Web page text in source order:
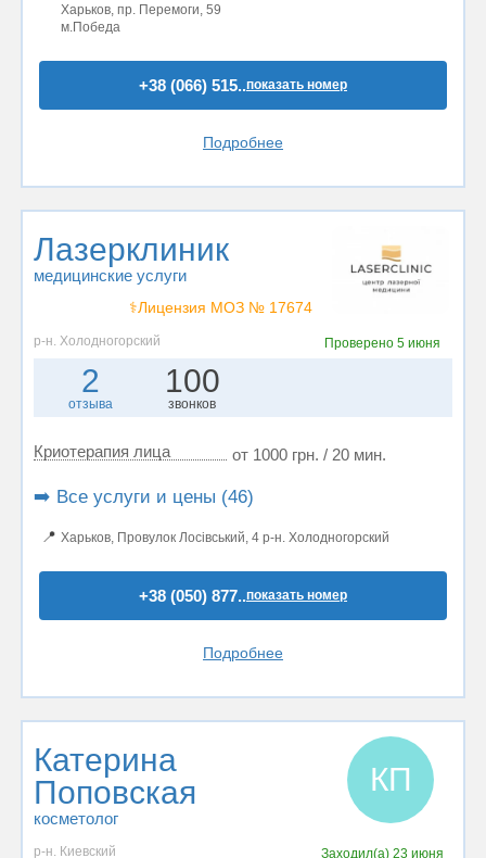
Харьков, пр. Перемоги, 59
м.Победа
+38 (066) 515..показать номер
Подробнее
Лазерклиник
медицинские услуги
⚕️Лицензия МОЗ № 17674
р-н. Холодногорский Проверено5 июня
2
отзыва
100
звонков
Криотерапия лица от 1000 грн. / 20 мин.
➡️ Все услуги и цены (46)
📍 Харьков, Провулок Лосівський, 4 р-н. Холодногорский
+38 (050) 877..показать номер
Подробнее
Катерина
Поповская
косметолог
КП
р-н. Киевский Заходил(а)23 июня